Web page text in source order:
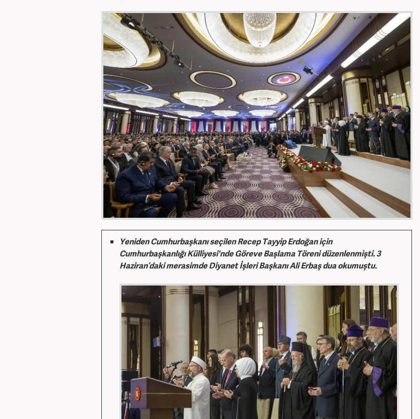
Yeniden Cumhurbaşkanı seçilen Recep Tayyip Erdoğan için
Cumhurbaşkanlığı Külliyesi'nde Göreve Başlama Töreni düzenlenmişti. 3
Haziran’daki merasimde Diyanet İşleri Başkanı Ali Erbaş dua okumuştu.